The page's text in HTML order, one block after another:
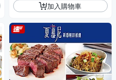
加入購物車